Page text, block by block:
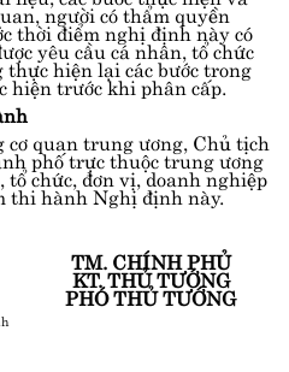
người có thẩm quyền
thời điểm nghị định này có
yêu cầu cá nhân, tổ chức
thực hiện lại các bước trong
hiện trước khi phân cấp.
quan trung ương, Chủ tịch
phố trực thuộc trung ương
chức, đơn vị, doanh nghiệp
thi hành Nghị định này.
TM. CHÍNH PHỦ
KT. THỦ TƯỚNG
PHÓ THỦ TƯỚNG